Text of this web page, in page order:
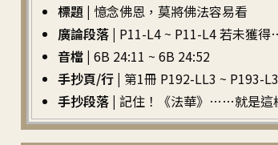
標題 | 憶念佛恩，莫將佛法容易看
廣論段落 | P11-L4 ~ P11-L4 若未獲
音檔 | 6B 24:11 ~ 6B 24:52
手抄頁/行 | 第1冊 P192-LL3 ~ P193-
手抄段落 | 記住！《法華》……就是這